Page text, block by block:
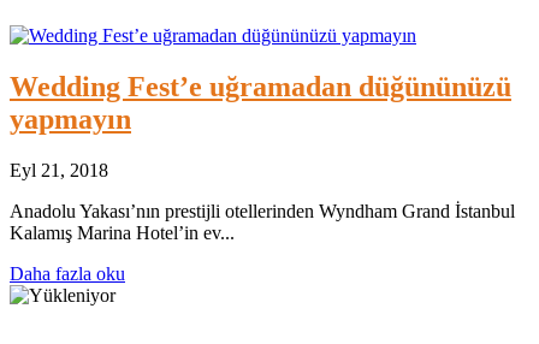
Wedding Fest’e uğramadan düğününüzü
yapmayın
Eyl 21, 2018
Anadolu Yakası’nın prestijli otellerinden Wyndham Grand İstanbul
Kalamış Marina Hotel’in ev...
Daha fazla oku